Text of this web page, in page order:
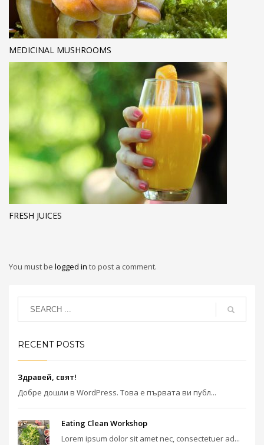
MEDICINAL MUSHROOMS
FRESH JUICES
You must be logged in to post a comment.
RECENT POSTS
Здравей, свят!
Добре дошли в WordPress. Това е първата ви публ...
Eating Clean Workshop
Lorem ipsum dolor sit amet nec, consectetuer ad...